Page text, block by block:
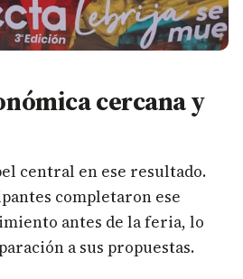
cercana y
central en ese resultado.
completaron ese
antes de la feria, lo
a sus propuestas.